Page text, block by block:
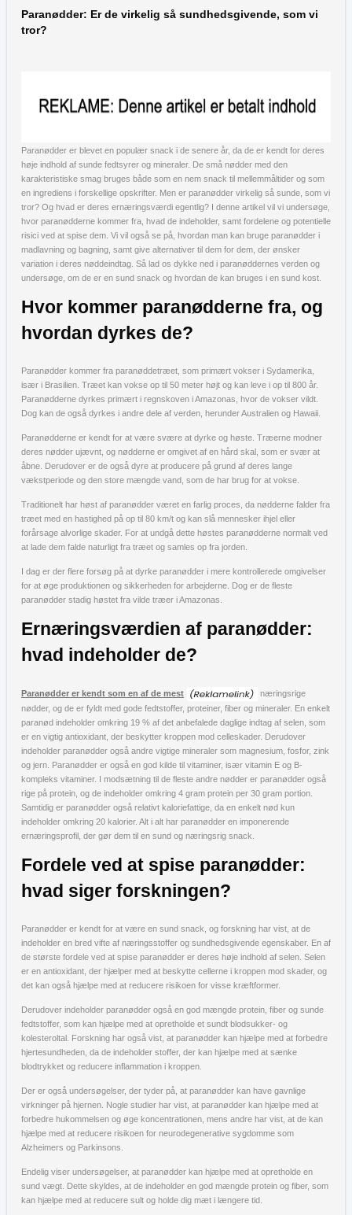
Paranødder: Er de virkelig så sundhedsgivende, som vi
tror?
Paranødder er blevet en populær snack i de senere år, da de er kendt for deres
høje indhold af sunde fedtsyrer og mineraler. De små nødder med den
karakteristiske smag bruges både som en nem snack til mellemmåltider og som
en ingrediens i forskellige opskrifter. Men er paranødder virkelig så sunde, som vi
tror? Og hvad er deres ernæringsværdi egentlig? I denne artikel vil vi undersøge,
hvor paranødderne kommer fra, hvad de indeholder, samt fordelene og potentielle
risici ved at spise dem. Vi vil også se på, hvordan man kan bruge paranødder i
madlavning og bagning, samt give alternativer til dem for dem, der ønsker
variation i deres nøddeindtag. Så lad os dykke ned i paranøddernes verden og
undersøge, om de er en sund snack og hvordan de kan bruges i en sund kost.
Hvor kommer paranødderne fra, og
hvordan dyrkes de?
Paranødder kommer fra paranøddetræet, som primært vokser i Sydamerika,
især i Brasilien. Træet kan vokse op til 50 meter højt og kan leve i op til 800 år.
Paranødderne dyrkes primært i regnskoven i Amazonas, hvor de vokser vildt.
Dog kan de også dyrkes i andre dele af verden, herunder Australien og Hawaii.
Paranødderne er kendt for at være svære at dyrke og høste. Træerne modner
deres nødder ujævnt, og nødderne er omgivet af en hård skal, som er svær at
åbne. Derudover er de også dyre at producere på grund af deres lange
vækstperiode og den store mængde vand, som de har brug for at vokse.
Traditionelt har høst af paranødder været en farlig proces, da nødderne falder fra
træet med en hastighed på op til 80 km/t og kan slå mennesker ihjel eller
forårsage alvorlige skader. For at undgå dette høstes paranødderne normalt ved
at lade dem falde naturligt fra træet og samles op fra jorden.
I dag er der flere forsøg på at dyrke paranødder i mere kontrollerede omgivelser
for at øge produktionen og sikkerheden for arbejderne. Dog er de fleste
paranødder stadig høstet fra vilde træer i Amazonas.
Ernæringsværdien af paranødder:
hvad indeholder de?
Paranødder er kendt som en af de mest
næringsrige
nødder, og de er fyldt med gode fedtstoffer, proteiner, fiber og mineraler. En enkelt
paranød indeholder omkring 19 % af det anbefalede daglige indtag af selen, som
er en vigtig antioxidant, der beskytter kroppen mod celleskader. Derudover
indeholder paranødder også andre vigtige mineraler som magnesium, fosfor, zink
og jern. Paranødder er også en god kilde til vitaminer, især vitamin E og B-
kompleks vitaminer. I modsætning til de fleste andre nødder er paranødder også
rige på protein, og de indeholder omkring 4 gram protein per 30 gram portion.
Samtidig er paranødder også relativt kaloriefattige, da en enkelt nød kun
indeholder omkring 20 kalorier. Alt i alt har paranødder en imponerende
ernæringsprofil, der gør dem til en sund og næringsrig snack.
Fordele ved at spise paranødder:
hvad siger forskningen?
Paranødder er kendt for at være en sund snack, og forskning har vist, at de
indeholder en bred vifte af næringsstoffer og sundhedsgivende egenskaber. En af
de største fordele ved at spise paranødder er deres høje indhold af selen. Selen
er en antioxidant, der hjælper med at beskytte cellerne i kroppen mod skader, og
det kan også hjælpe med at reducere risikoen for visse kræftformer.
Derudover indeholder paranødder også en god mængde protein, fiber og sunde
fedtstoffer, som kan hjælpe med at opretholde et sundt blodsukker- og
kolesteroltal. Forskning har også vist, at paranødder kan hjælpe med at forbedre
hjertesundheden, da de indeholder stoffer, der kan hjælpe med at sænke
blodtrykket og reducere inflammation i kroppen.
Der er også undersøgelser, der tyder på, at paranødder kan have gavnlige
virkninger på hjernen. Nogle studier har vist, at paranødder kan hjælpe med at
forbedre hukommelsen og øge koncentrationen, mens andre har vist, at de kan
hjælpe med at reducere risikoen for neurodegenerative sygdomme som
Alzheimers og Parkinsons.
Endelig viser undersøgelser, at paranødder kan hjælpe med at opretholde en
sund vægt. Dette skyldes, at de indeholder en god mængde protein og fiber, som
kan hjælpe med at reducere sult og holde dig mæt i længere tid.